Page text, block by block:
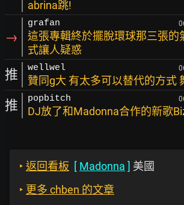
abrina跳!
→
grafan
這張專輯終於擺脫環球那三張的
式讓人疑惑
推 wellwel
贊同g大 有太多可以替代的方式
推 popbitch
DJ放了和Madonna合作的新歌
‣ 返回看板 [ Madonna ] 美國
‣ 更多 chben 的文章